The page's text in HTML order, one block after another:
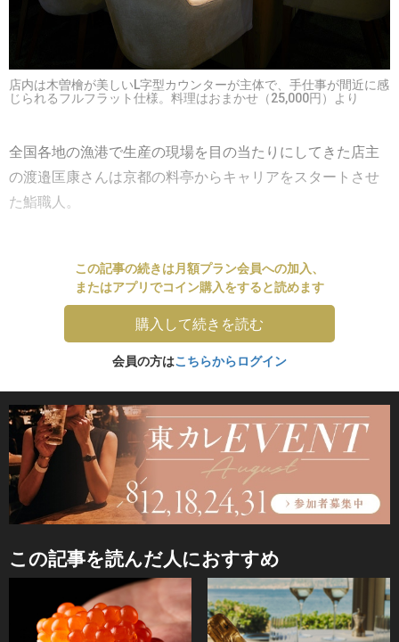
店内は木曽檜が美しいL字型カウンターが主体で、手仕事が間近に感
じられるフルフラット仕様。料理はおまかせ（25,000円）より
全国各地の漁港で生産の現場を目の当たりにしてきた店主
の渡邉匡康さんは京都の料亭からキャリアをスタートさせ
た鮨職人。
この記事の続きは月額プラン会員への加入、
またはアプリでコイン購入をすると読めます
購入して続きを読む
会員の方はこちらからログイン
この記事を読んだ人におすすめ